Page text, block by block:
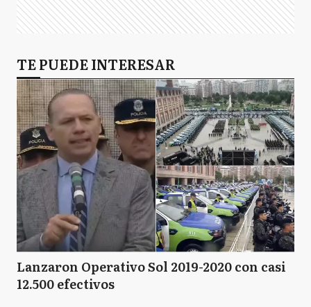
TE PUEDE INTERESAR
Lanzaron Operativo Sol 2019-2020 con casi
12.500 efectivos